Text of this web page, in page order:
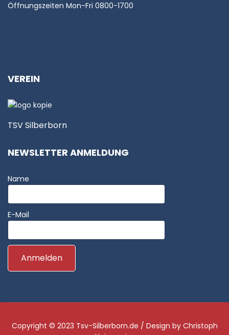
Öffnungszeiten Mon-Fri 0800-1700
VEREIN
TSV Silberborn
NEWSLETTER ANMELDUNG
Name
E-Mail
Copyright © 2023 Tsv-Silberborn.de / Design by Christoph